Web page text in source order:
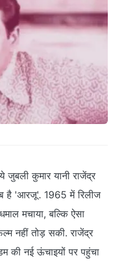
कुमार यानी राजेंद्र
है 'आरजू'. 1965 में रिलीज
मचाया, बल्कि ऐसा
नहीं तोड़ सकी. राजेंद्र
की नई ऊंचाइयों पर पहुंचा